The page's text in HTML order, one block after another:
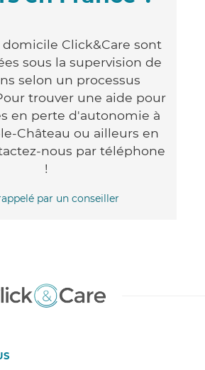
domicile Click&Care sont
sous la supervision de
selon un processus
trouver une aide pour
en perte d'autonomie à
Château ou ailleurs en
nous par téléphone
!
par un conseiller